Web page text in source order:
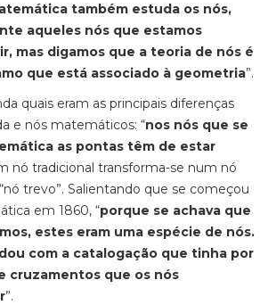
também estuda os nós,
aqueles nós que estamos
mas digamos que a teoria de nós é
que está associado à geometria”.
quais eram as principais diferenças
e nós matemáticos: “nos nós que se
as pontas têm de estar
nó tradicional transforma-se num nó
trevo”. Salientando que se começou
em 1860, “porque se achava que
estes eram uma espécie de nós.
com a catalogação que tinha por
cruzamentos que os nós
”.